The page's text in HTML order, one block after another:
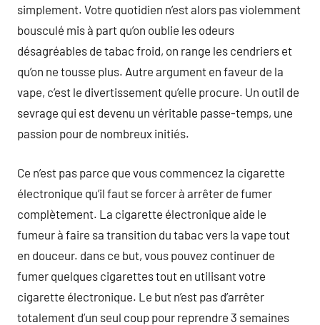
simplement. Votre quotidien n’est alors pas violemment
bousculé mis à part qu’on oublie les odeurs
désagréables de tabac froid, on range les cendriers et
qu’on ne tousse plus. Autre argument en faveur de la
vape, c’est le divertissement qu’elle procure. Un outil de
sevrage qui est devenu un véritable passe-temps, une
passion pour de nombreux initiés.
Ce n’est pas parce que vous commencez la cigarette
électronique qu’il faut se forcer à arrêter de fumer
complètement. La cigarette électronique aide le
fumeur à faire sa transition du tabac vers la vape tout
en douceur. dans ce but, vous pouvez continuer de
fumer quelques cigarettes tout en utilisant votre
cigarette électronique. Le but n’est pas d’arrêter
totalement d’un seul coup pour reprendre 3 semaines